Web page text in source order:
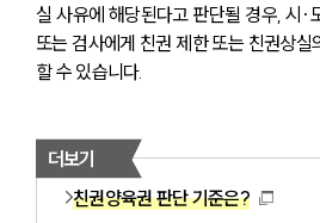
실 사유에 해당된다고 판단될 경우, 시·
또는 검사에게 친권 제한 또는 친권상
할 수 있습니다.
더보기
친권양육권 판단 기준은?